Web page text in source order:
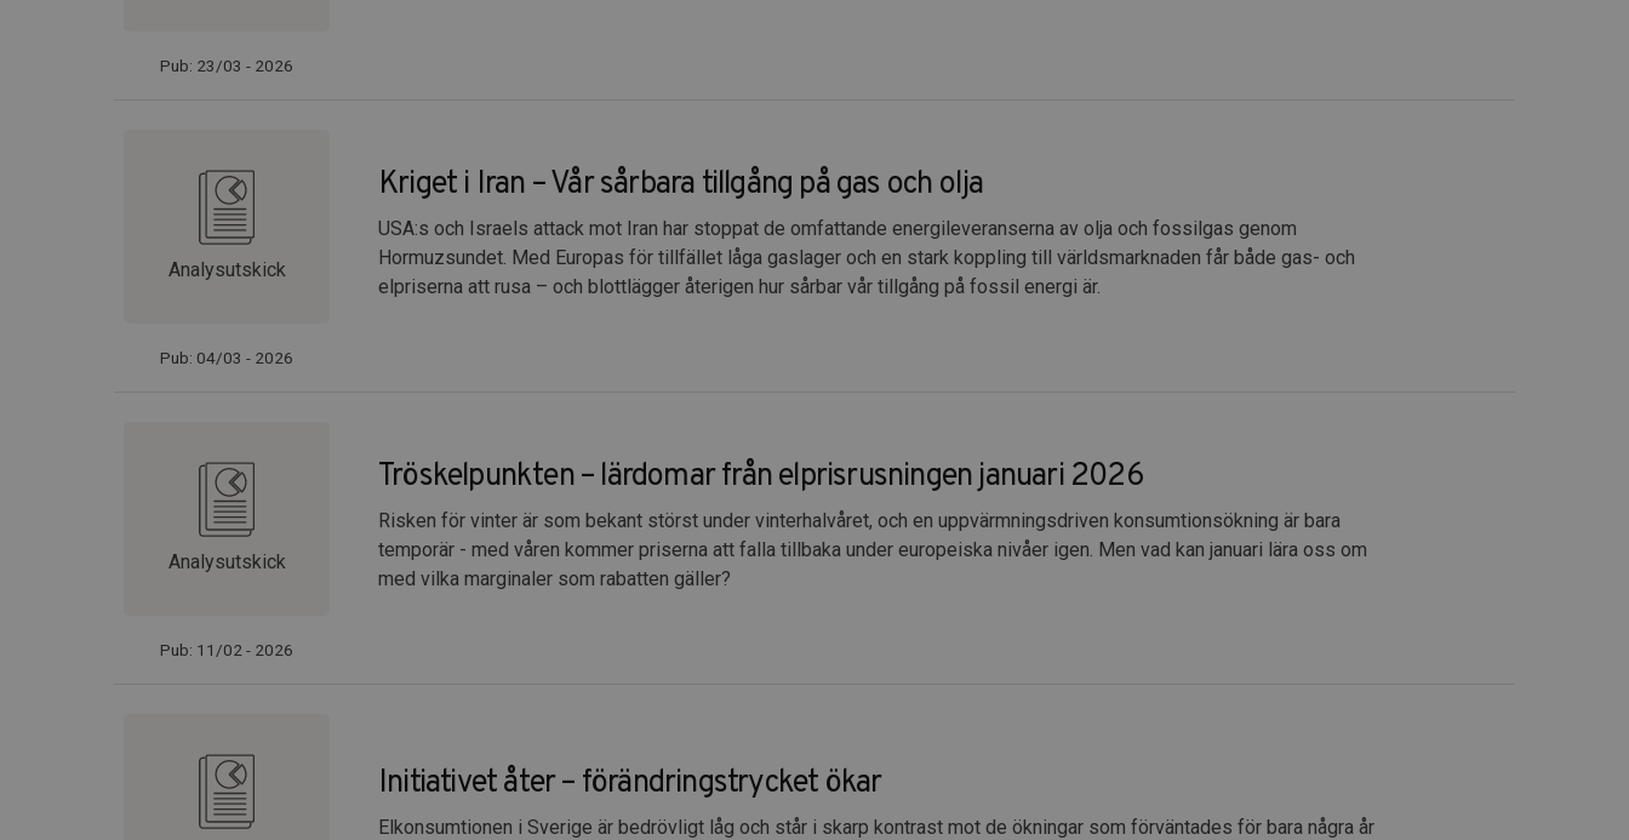
Pub: 23/03 - 2026
Analysutskick
Pub: 04/03 - 2026
Kriget i Iran – Vår sårbara tillgång på gas och olja
USA:s och Israels attack mot Iran har stoppat de omfattande energileveranserna av olja och fossilgas genom
Hormuzsundet. Med Europas för tillfället låga gaslager och en stark koppling till världsmarknaden får både gas- och
elpriserna att rusa – och blottlägger återigen hur sårbar vår tillgång på fossil energi är.
Analysutskick
Pub: 11/02 - 2026
Tröskelpunkten – lärdomar från elprisrusningen januari 2026
Risken för vinter är som bekant störst under vinterhalvåret, och en uppvärmningsdriven konsumtionsökning är bara
temporär - med våren kommer priserna att falla tillbaka under europeiska nivåer igen. Men vad kan januari lära oss om
med vilka marginaler som rabatten gäller?
Initiativet åter – förändringstrycket ökar
Elkonsumtionen i Sverige är bedrövligt låg och står i skarp kontrast mot de ökningar som förväntades för bara några år